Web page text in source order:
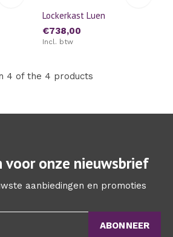
Lockerkast Luen
€738,00
Incl. btw
4 of the 4 products
voor onze nieuwsbrief
aanbiedingen en promoties
ABONNEER